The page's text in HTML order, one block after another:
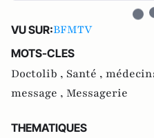
VU SUR:BFMTV
MOTS-CLES
Doctolib , Santé ,
message , Messagerie
THEMATIQUES